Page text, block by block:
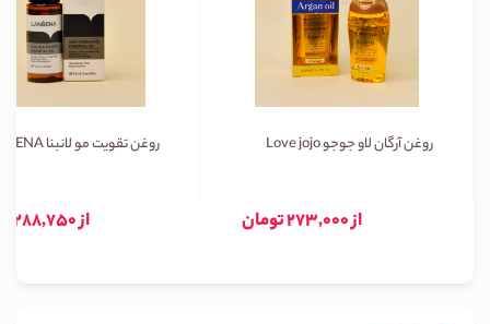
روغن آرگان لاو جوجو Love jojo
از 273,000 تومان
روغن تقویت مو لانبنا LANBENA
از 288,750 تومان